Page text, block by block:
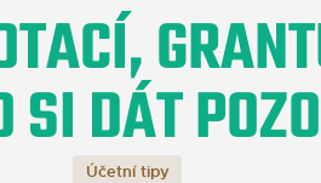
SI DÁT
Účetní tipy